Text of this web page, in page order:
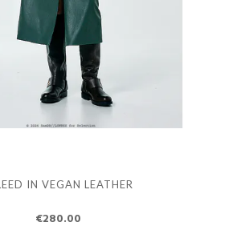
IN VEGAN LEATHER
€280.00